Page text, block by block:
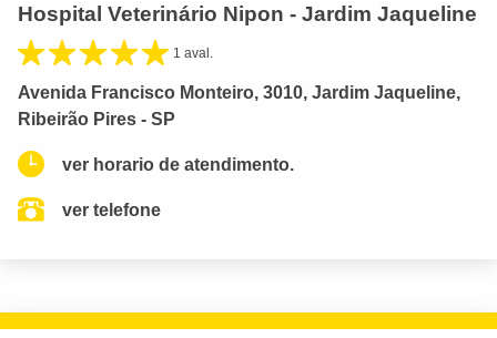
Hospital Veterinário Nipon - Jardim Jaqueline
1 aval.
Avenida Francisco Monteiro, 3010, Jardim Jaqueline,
Ribeirão Pires - SP
ver horario de atendimento.
ver telefone